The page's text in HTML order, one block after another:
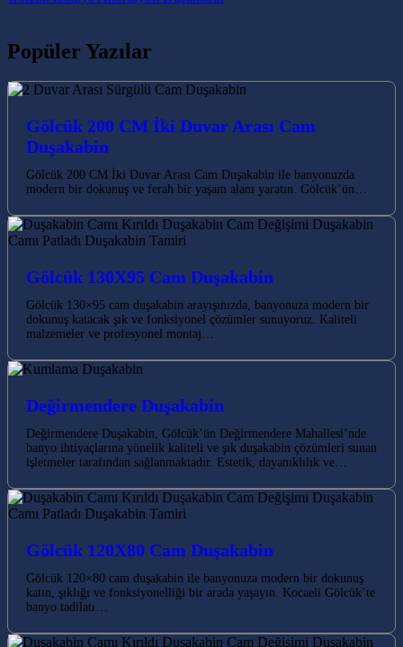
Popüler Yazılar
Gölcük 200 CM İki Duvar Arası Cam
Duşakabin
Gölcük 200 CM İki Duvar Arası Cam Duşakabin ile banyonuzda
modern bir dokunuş ve ferah bir yaşam alanı yaratın. Gölcük’ün…
Gölcük 130X95 Cam Duşakabin
Gölcük 130×95 cam duşakabin arayışınızda, banyonuza modern bir
dokunuş katacak şık ve fonksiyonel çözümler sunuyoruz. Kaliteli
malzemeler ve profesyonel montaj…
Değirmendere Duşakabin
Değirmendere Duşakabin, Gölcük’ün Değirmendere Mahallesi’nde
banyo ihtiyaçlarına yönelik kaliteli ve şık duşakabin çözümleri sunan
işletmeler tarafından sağlanmaktadır. Estetik, dayanıklılık ve…
Gölcük 120X80 Cam Duşakabin
Gölcük 120×80 cam duşakabin ile banyonuza modern bir dokunuş
katın, şıklığı ve fonksiyonelliği bir arada yaşayın. Kocaeli Gölcük’te
banyo tadilatı…